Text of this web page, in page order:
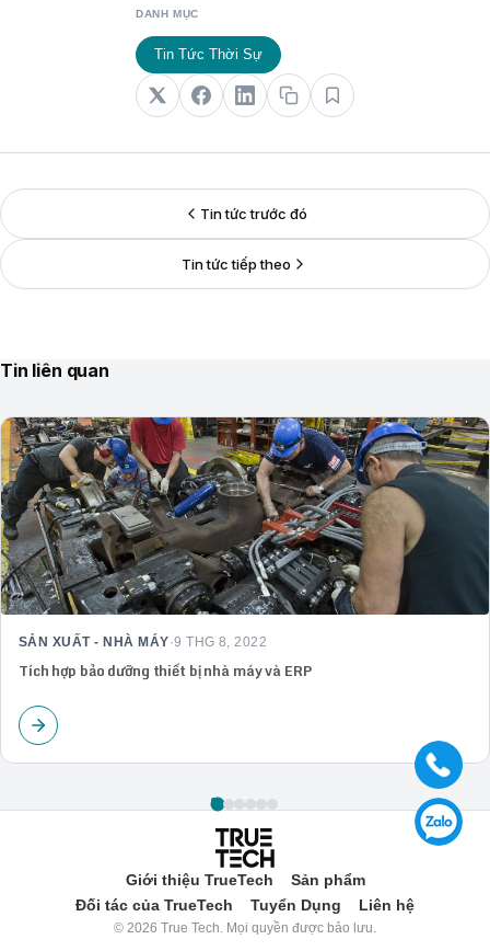
DANH MỤC
Tin Tức Thời Sự
Tin tức trước đó
Tin tức tiếp theo
Tin liên quan
SẢN XUẤT - NHÀ MÁY·9 THG 8, 2022
Tích hợp bảo dưỡng thiết bị nhà máy và ERP
Giới thiệu TrueTech
Sản phẩm
Đối tác của TrueTech
Tuyển Dụng Liên hệ
© 2026 True Tech. Mọi quyền được bảo lưu.